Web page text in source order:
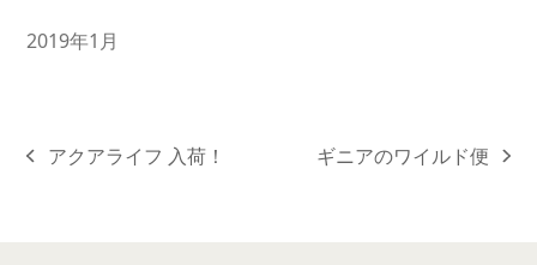
2019年1月
previous
アクアライフ 入荷！
next
ギニアのワイルド便